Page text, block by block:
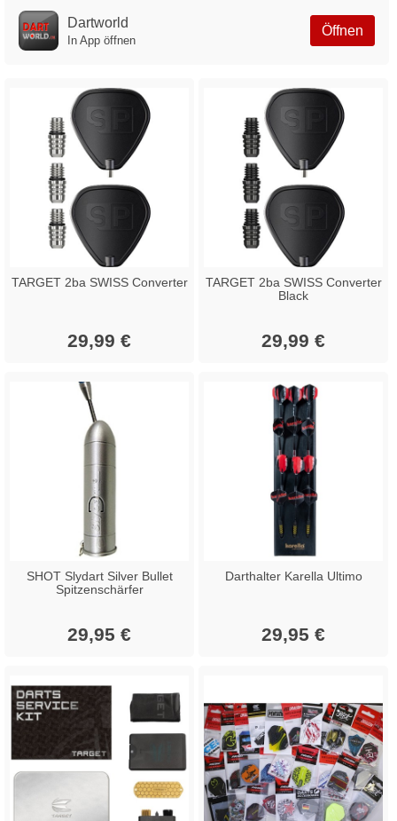
Öffnen
Dartworld
In App öffnen
TARGET 2ba SWISS Converter
29,99 €
TARGET 2ba SWISS Converter
Black
29,99 €
SHOT Slydart Silver Bullet
Spitzenschärfer
29,95 €
Darthalter Karella Ultimo
29,95 €